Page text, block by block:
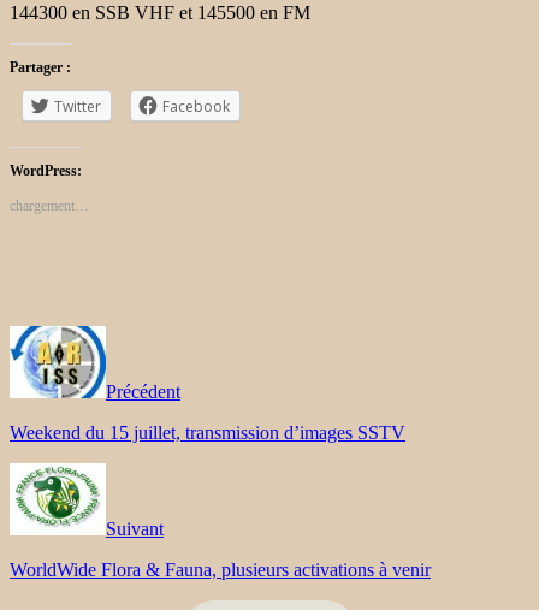
144300 en SSB VHF et 145500 en FM
Partager :
Twitter Facebook
WordPress:
chargement…
Précédent
Weekend du 15 juillet, transmission d’images SSTV
Suivant
WorldWide Flora & Fauna, plusieurs activations à venir